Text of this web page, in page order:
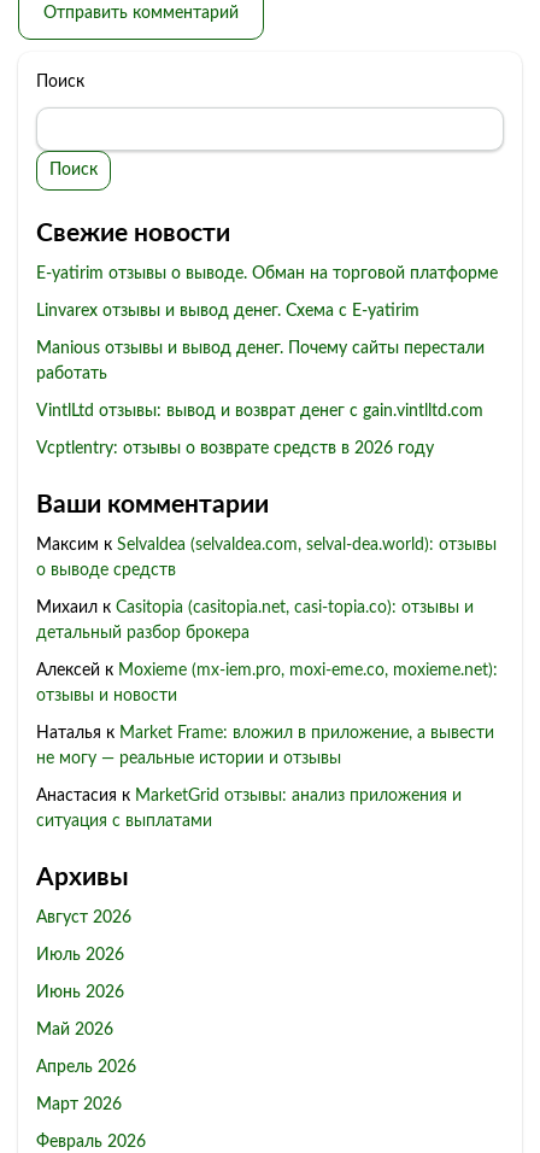
Поиск
Поиск
Свежие новости
E-yatirim отзывы о выводе. Обман на торговой платформе
Linvarex отзывы и вывод денег. Схема с E-yatirim
Manious отзывы и вывод денег. Почему сайты перестали
работать
VintlLtd отзывы: вывод и возврат денег с gain.vintlltd.com
Vcptlentry: отзывы о возврате средств в 2026 году
Ваши комментарии
Максим к Selvaldea (selvaldea.com, selval-dea.world): отзывы
о выводе средств
Михаил к Casitopia (casitopia.net, casi-topia.co): отзывы и
детальный разбор брокера
Алексей к Moxieme (mx-iem.pro, moxi-eme.co, moxieme.net):
отзывы и новости
Наталья к Market Frame: вложил в приложение, а вывести
не могу — реальные истории и отзывы
Анастасия к MarketGrid отзывы: анализ приложения и
ситуация с выплатами
Архивы
Август 2026
Июль 2026
Июнь 2026
Май 2026
Апрель 2026
Март 2026
Февраль 2026